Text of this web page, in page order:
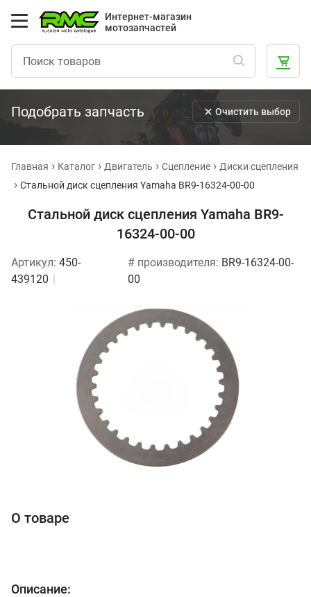
Интернет-магазин
мотозапчастей
Подобрать запчасть Очистить выбор
Главная Каталог Двигатель Сцепление
Диски сцепления
Стальной диск сцепления Yamaha BR9-16324-00-00
Стальной диск сцепления Yamaha BR9-
16324-00-00
Артикул: 450-
439120
# производителя: BR9-16324-00-
00
О товаре
Описание: